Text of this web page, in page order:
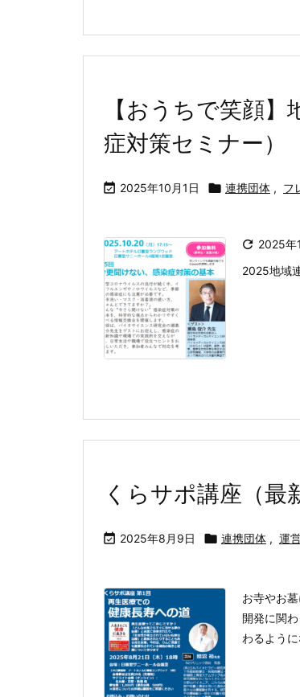
【おうちで笑顔
症対策セミナー）
 2025年10月1日  連携団体 , フ
 2025年
2025地域
くらサポ講座（最
 2025年8月9日  連携団体 , 運
お寺やお
開発に関
わるよう